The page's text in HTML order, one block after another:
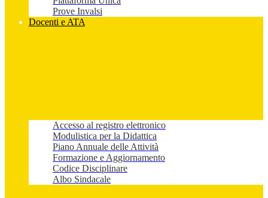
Prove Invalsi
Docenti e ATA
Accesso al registro elettronico
Modulistica per la Didattica
Piano Annuale delle Attività
Formazione e Aggiornamento
Codice Disciplinare
Albo Sindacale